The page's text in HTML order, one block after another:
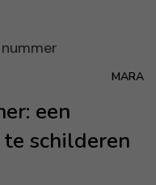
MARA
een
schilderen